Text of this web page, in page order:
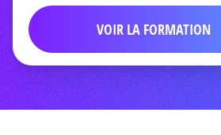
VOIR LA FORMATION